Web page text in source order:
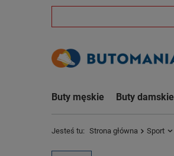
Buty męskie Buty damskie
Jesteś tu: Strona główna Sport